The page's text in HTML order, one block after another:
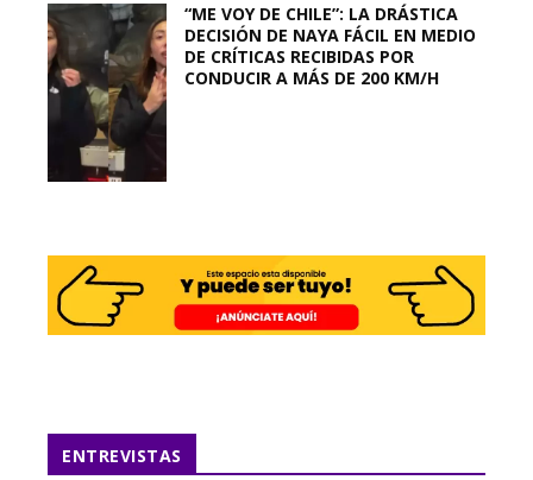
“ME VOY DE CHILE”: LA DRÁSTICA
DECISIÓN DE NAYA FÁCIL EN MEDIO
DE CRÍTICAS RECIBIDAS POR
CONDUCIR A MÁS DE 200 KM/H
ENTREVISTAS